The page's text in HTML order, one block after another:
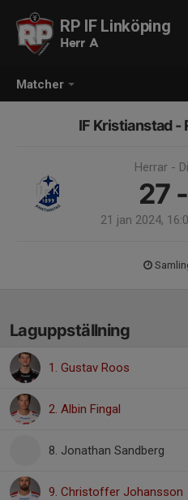
Matcher
RP IF Linköping
Herr A
IF Kristianstad -
Herrar -
27
21 jan 2024,
Laguppställning
1. Gustav Roos
2. Albin Fingal
8. Jonathan Sandberg
9. Christoffer Johansson